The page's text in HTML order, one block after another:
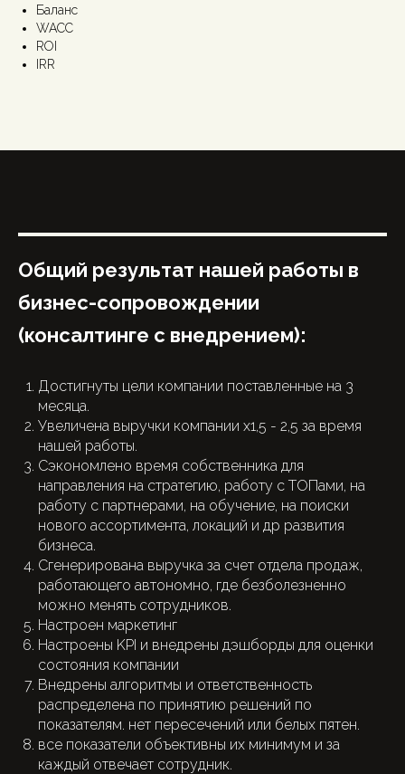
Баланс
WACC
ROI
IRR
Общий результат нашей работы в
бизнес-сопровождении
(консалтинге с внедрением):
Достигнуты цели компании поставленные на 3
месяца.
Увеличена выручки компании х1,5 - 2,5 за время
нашей работы.
Сэкономлено время собственника для
направления на стратегию, работу с ТОПами, на
работу с партнерами, на обучение, на поиски
нового ассортимента, локаций и др развития
бизнеса.
Сгенерирована выручка за счет отдела продаж,
работающего автономно, где безболезненно
можно менять сотрудников.
Настроен маркетинг
Настроены KPI и внедрены дэшборды для оценки
состояния компании
Внедрены алгоритмы и ответственность
распределена по принятию решений по
показателям. нет пересечений или белых пятен.
все показатели объективны их минимум и за
каждый отвечает сотрудник.